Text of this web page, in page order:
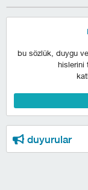
bu sözlük, duygu
hislerini
duyurular